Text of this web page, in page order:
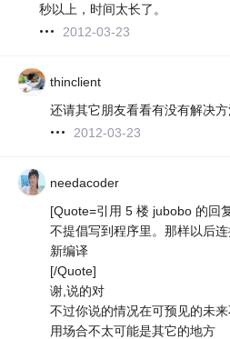
秒以上，时间太长了。
2012-03-23
thinclient
还请其它朋友看看有没有解决
2012-03-23
needacoder
[Quote=引用 5 楼 jubobo 的回
不提倡写到程序里。那样以后
新编译
[/Quote]
谢,说的对
不过你说的情况在可预见的未
用场合不太可能是其它的地方